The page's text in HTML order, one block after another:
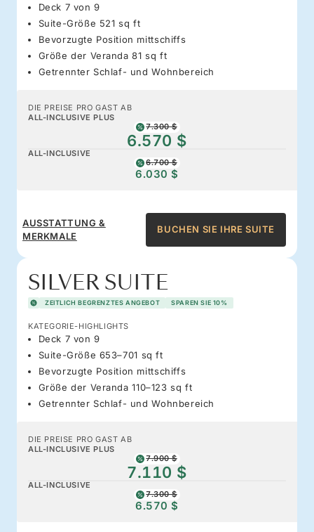
Deck 7 von 9
Suite-Größe 521 sq ft
Bevorzugte Position mittschiffs
Größe der Veranda 81 sq ft
Getrennter Schlaf- und Wohnbereich
DIE PREISE PRO GAST AB
ALL-INCLUSIVE PLUS
7.300 $
6.570 $
ALL-INCLUSIVE
6.700 $
6.030 $
AUSSTATTUNG &
MERKMALE
BUCHEN SIE IHRE SUITE
SILVER SUITE
ZEITLICH BEGRENZTES ANGEBOT SPAREN SIE 10%
KATEGORIE-HIGHLIGHTS
Deck 7 von 9
Suite-Größe 653–701 sq ft
Bevorzugte Position mittschiffs
Größe der Veranda 110–123 sq ft
Getrennter Schlaf- und Wohnbereich
DIE PREISE PRO GAST AB
ALL-INCLUSIVE PLUS
7.900 $
7.110 $
ALL-INCLUSIVE
7.300 $
6.570 $